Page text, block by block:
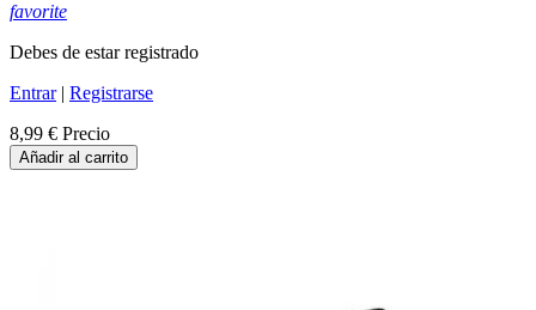
favorite
Debes de estar registrado
Entrar| Registrarse
8,99 € Precio
Añadir al carrito